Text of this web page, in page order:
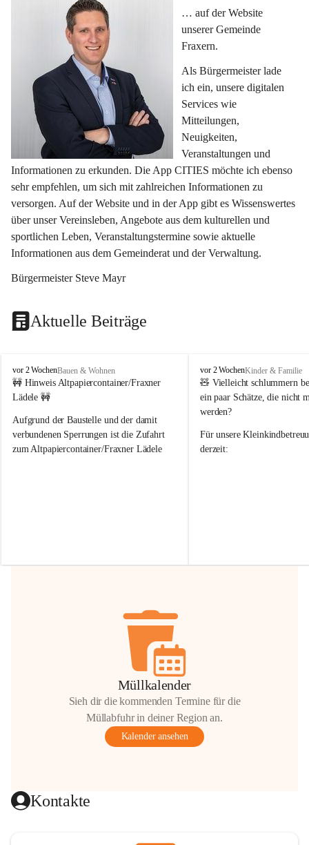
… auf der Website
unserer Gemeinde
Fraxern.
Als Bürgermeister lade
ich ein, unsere digitalen
Services wie
Mitteilungen,
Neuigkeiten,
Veranstaltungen und
Informationen zu erkunden. Die App CITIES möchte ich ebenso
sehr empfehlen, um sich mit zahlreichen Informationen zu
versorgen. Auf der Website und in der App gibt es Wissenswertes
über unser Vereinsleben, Angebote aus dem kulturellen und
sportlichen Leben, Veranstaltungstermine sowie aktuelle
Informationen aus dem Gemeinderat und der Verwaltung.
Bürgermeister Steve Mayr
Aktuelle Beiträge
F
r
a
e
r
n
vor 2 WochenBauen & Wohnen
🚧 Hinweis Altpapiercontainer/Fraxner
Lädele 🚧
Aufgrund der Baustelle und der damit
verbundenen Sperrungen ist die Zufahrt
zum Altpapiercontainer/Fraxner Lädele
Hilfsbereitschaft!
F
r
a
x
r
n
vor 2 WochenKinder & Familie
🧸 Vielleicht schlummern
ein paar Schätze, die nicht
werden?
Für unsere
derzeit:
Müllkalender
Sieh dir die kommenden Termine für die
Müllabfuhr in deiner Region an.
Kalender ansehen
Kontakte